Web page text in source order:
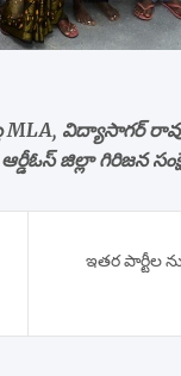
విద్యాసాగర్
జిల్లా గిరిజన
ఇతర పార్టీల